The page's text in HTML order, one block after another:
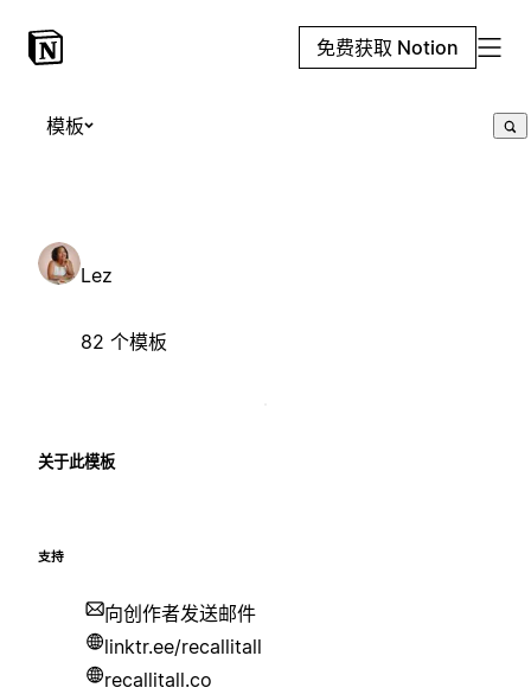
免费获取 Notion
模板
Lez
82 个模板
关于此模板
支持
向创作者发送邮件
linktr.ee/recallitall
recallitall.co